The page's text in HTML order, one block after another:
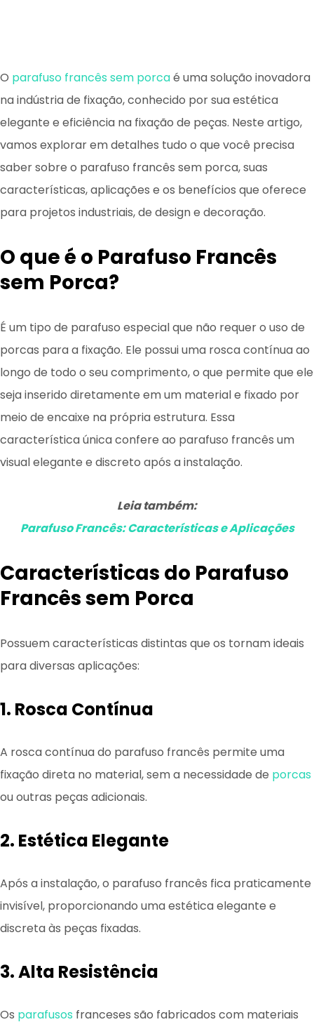
O parafuso francês sem porcaé uma solução inovadora
na indústria de fixação, conhecido por sua estética
elegante e eficiência na fixação de peças. Neste artigo,
vamos explorar em detalhes tudo o que você precisa
saber sobre o parafuso francês sem porca, suas
características, aplicações e os benefícios que oferece
para projetos industriais, de design e decoração.
O que é o Parafuso Francês
sem Porca?
É um tipo de parafuso especial que não requer o uso de
porcas para a fixação. Ele possui uma rosca contínua ao
longo de todo o seu comprimento, o que permite que ele
seja inserido diretamente em um material e fixado por
meio de encaixe na própria estrutura. Essa
característica única confere ao parafuso francês um
visual elegante e discreto após a instalação.
Leia também:
Parafuso Francês: Características e Aplicações
Características do Parafuso
Francês sem Porca
Possuem características distintas que os tornam ideais
para diversas aplicações:
1. Rosca Contínua
A rosca contínua do parafuso francês permite uma
fixação direta no material, sem a necessidade de porcas
ou outras peças adicionais.
2. Estética Elegante
Após a instalação, o parafuso francês fica praticamente
invisível, proporcionando uma estética elegante e
discreta às peças fixadas.
3. Alta Resistência
Os parafusos franceses são fabricados com materiais